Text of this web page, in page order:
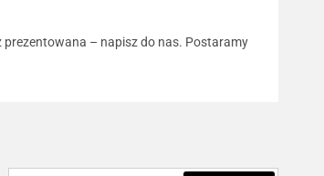
prezentowana – napisz do nas. Postaramy